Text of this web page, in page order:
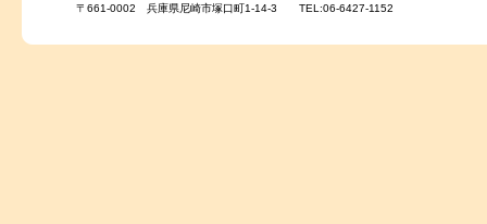
〒661-0002 兵庫県尼崎市塚口町1-14-3 TEL:06-6427-1152